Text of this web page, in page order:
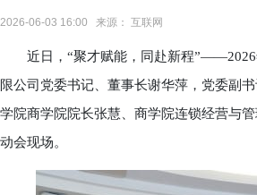
2026-06-03 16:00 来源： 互联网
近日，“聚才赋能，同赴新程”——2026
限公司党委书记、董事长谢华萍，党委副
学院商学院院长张慧、商学院连锁经营与
动会现场。